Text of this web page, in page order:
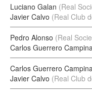
Luciano Galan (Real
Javier Calvo (Real Club
Pedro Alonso (Real
Carlos Guerrero
Carlos Guerrero
Javier Calvo (Real Club